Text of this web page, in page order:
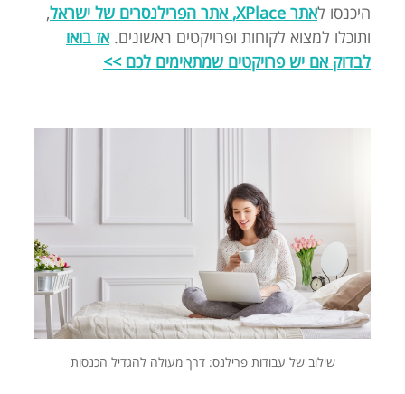
היכנסו לאתר XPlace, אתר הפרילנסרים של ישראל,
ותוכלו למצוא לקוחות ופרויקטים ראשונים.אז בואו
לבדוק אם יש פרויקטים שמתאימים לכם >>
שילוב של עבודות פרילנס: דרך מעולה להגדיל הכנסות